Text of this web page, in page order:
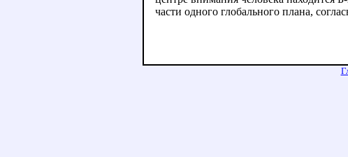
части одного глобального плана,